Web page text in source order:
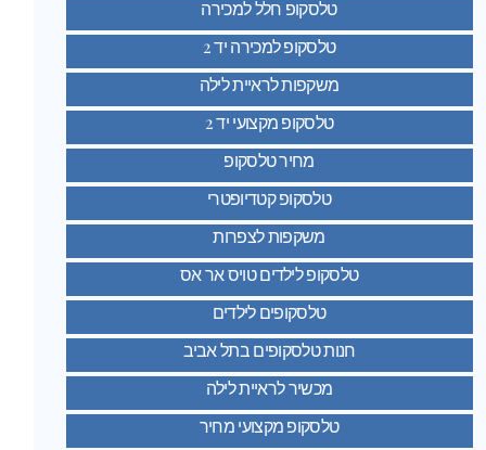
טלסקופ חלל למכירה
טלסקופ למכירה יד 2
משקפות לראיית לילה
טלסקופ מקצועי יד 2
מחיר טלסקופ
טלסקופ קטדיופטרי
משקפות לצפרות
טלסקופ לילדים טויס אר אס
טלסקופים לילדים
חנות טלסקופים בתל אביב
מכשיר לראיית לילה
טלסקופ מקצועי מחיר